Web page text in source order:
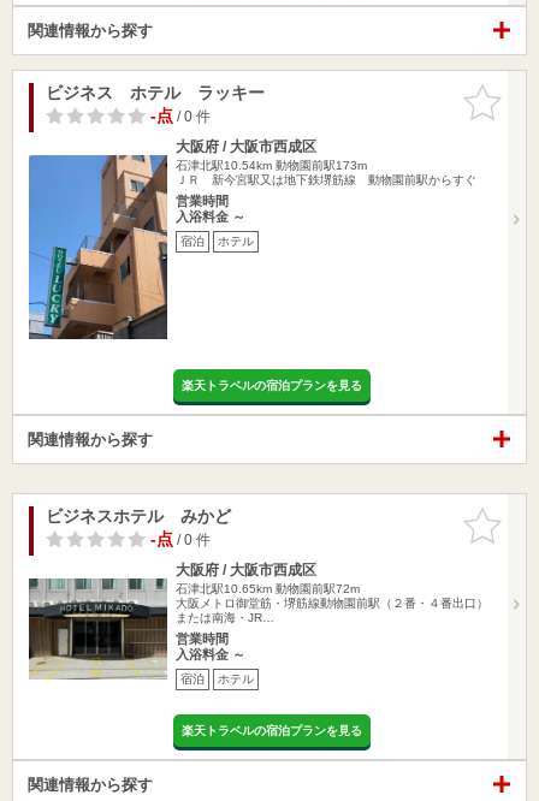
関連情報から探す
お気に入
りに追加
ビジネス ホテル ラッキー
-点/ 0 件
大阪府 / 大阪市西成区
石津北駅10.54km 動物園前駅173m
ＪＲ 新今宮駅又は地下鉄堺筋線 動物園前駅からすぐ
営業時間
入浴料金 ～
宿泊 ホテル
楽天トラベルの宿泊プランを見る
関連情報から探す
お気に入
りに追加
ビジネスホテル みかど
-点/ 0 件
大阪府 / 大阪市西成区
石津北駅10.65km 動物園前駅72m
大阪メトロ御堂筋・堺筋線動物園前駅（２番・４番出口）
または南海・JR…
営業時間
入浴料金 ～
宿泊 ホテル
楽天トラベルの宿泊プランを見る
関連情報から探す